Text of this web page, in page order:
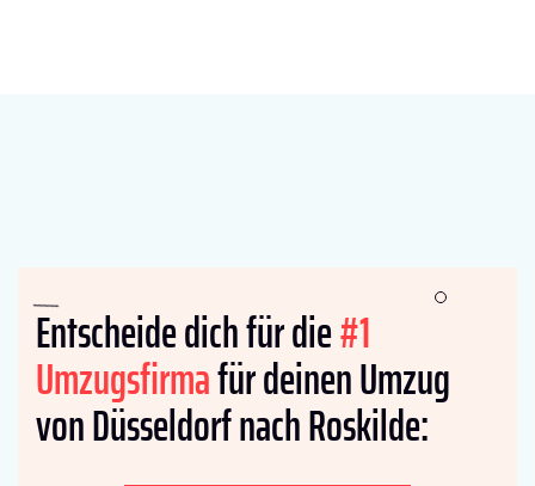
Entscheide dich für die#1
Umzugsfirmafür deinen Umzug
von Düsseldorf nach Roskilde: